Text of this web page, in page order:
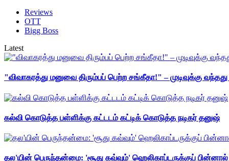
Reviews
OTT
Bigg Boss
Latest
"விவாகரத்து மனுவை திரும்பப் பெற்ற சங்கீதா!" – முடிவுக்கு
கல்வி கொடுத்த பள்ளிக்கு கட்டடம் கட்டிக் கொடுத்த நடிகர் தனுஷ்
தல'யின் பெருந்தன்மை: 'சூது கவ்வும்' ஹெலிகாப்டருக்குப்